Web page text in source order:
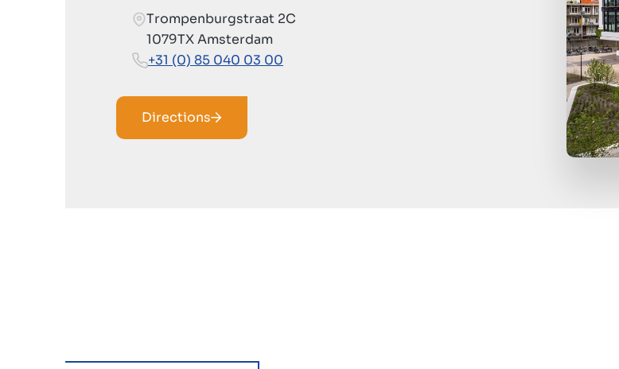
Trompenburgstraat 2C
1079TX Amsterdam
+31 (0) 85 040 03 00
Directions